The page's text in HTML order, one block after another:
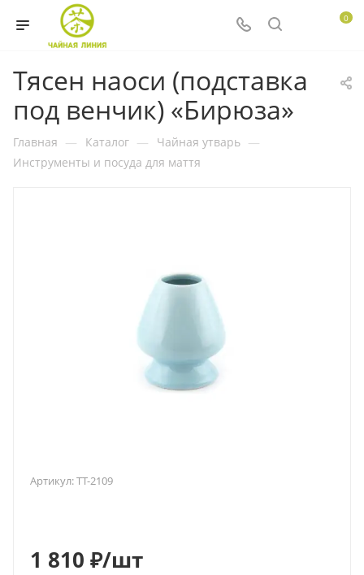
0
Тясен наоси (подставка
под венчик) «Бирюза»
Главная — Каталог — Чайная утварь —
Инструменты и посуда для маття
Артикул:TT-2109
1 810 ₽/шт